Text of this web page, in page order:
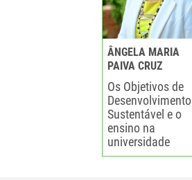
ÂNGELA MARIA
PAIVA CRUZ
Os Objetivos de
Desenvolvimento
Sustentável e o
ensino na
universidade